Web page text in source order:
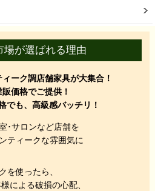
場が選ばれる理由
ーク調店舗家具が大集合！
価格でご提供！
でも、高級感バッチリ！
･サロンなど店舗を
ティークな雰囲気に
を使ったら、
による破損の心配、